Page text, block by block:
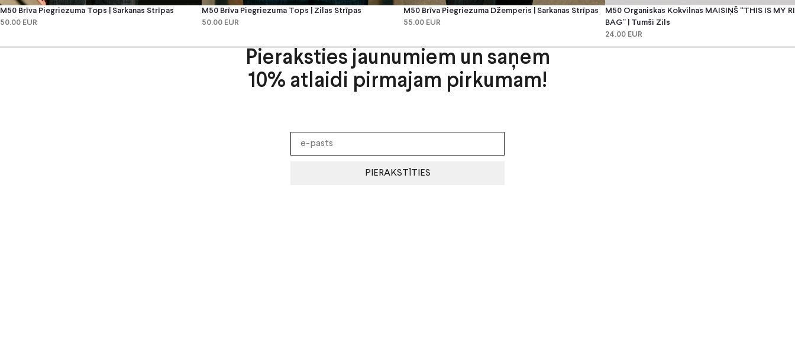
M50 Brīva Piegriezuma Tops | Sarkanas Strīpas
50.00 EUR
M50 Brīva Piegriezuma Tops | Zilas Strīpas
50.00 EUR
M50 Brīva Piegriezuma Džemperis | Sarkanas Strīpas
55.00 EUR
M50 Organiskas Kokvilnas MAISIŅŠ “THIS IS MY
BAG” | Tumši Zils
24.00 EUR
Pieraksties jaunumiem un saņem
10% atlaidi pirmajam pirkumam!
PIERAKSTĪTIES